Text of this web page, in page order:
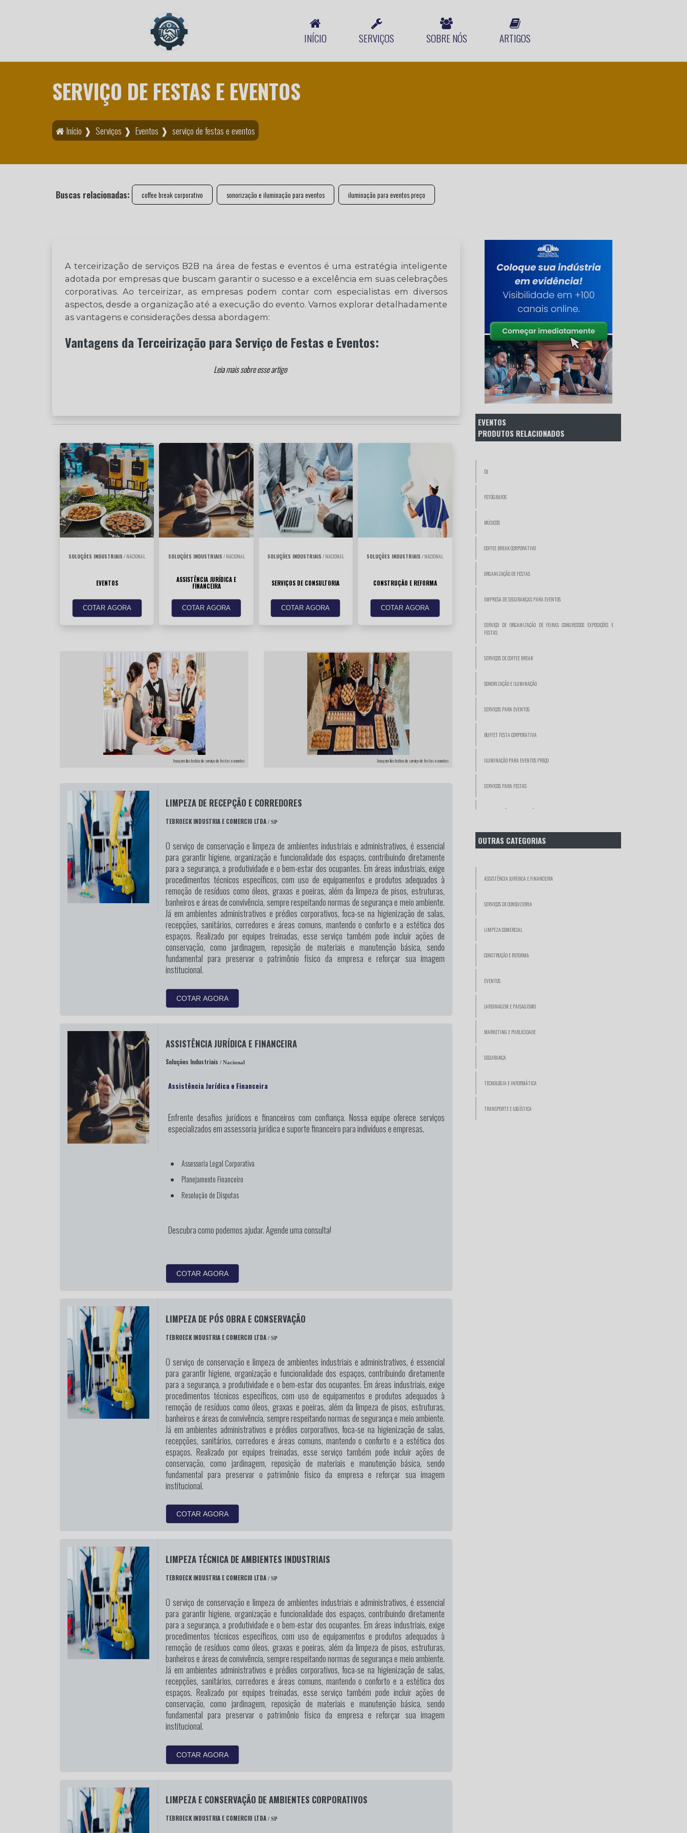
INÍCIO SERVIÇOS SOBRE NÓS ARTIGOS
SERVIÇO DE FESTAS E EVENTOS
Início ❱ Serviços ❱ Eventos ❱ serviço de festas e eventos
Buscas relacionadas: coffee break corporativo sonorização e iluminação para eventos iluminação para eventos preço
A terceirização de serviços B2B na área de festas e eventos é uma estratégia inteligente
adotada por empresas que buscam garantir o sucesso e a excelência em suas celebrações
corporativas. Ao terceirizar, as empresas podem contar com especialistas em diversos
aspectos, desde a organização até a execução do evento. Vamos explorar detalhadamente
as vantagens e considerações dessa abordagem:
Vantagens da Terceirização para Serviço de Festas e Eventos:
SOLUÇÕES INDUSTRIAIS / NACIONAL
EVENTOS
COTAR AGORA
SOLUÇÕES INDUSTRIAIS / NACIONAL
ASSISTÊNCIA JURÍDICA E
FINANCEIRA
COTAR AGORA
SOLUÇÕES INDUSTRIAIS / NACIONAL
SERVIÇOS DE CONSULTORIA
COTAR AGORA
SOLUÇÕES INDUSTRIAIS / NACIONAL
CONSTRUÇÃO E REFORMA
COTAR AGORA
Imagem ilustrativa de serviço de festas e eventos Imagem ilustrativa de serviço de festas e eventos
LIMPEZA DE RECEPÇÃO E CORREDORES
TEBROECK INDUSTRIA E COMERCIO LTDA / SP
O serviço de conservação e limpeza de ambientes industriais e administrativos, é essencial
para garantir higiene, organização e funcionalidade dos espaços, contribuindo diretamente
para a segurança, a produtividade e o bem-estar dos ocupantes. Em áreas industriais, exige
procedimentos técnicos específicos, com uso de equipamentos e produtos adequados à
remoção de resíduos como óleos, graxas e poeiras, além da limpeza de pisos, estruturas,
banheiros e áreas de convivência, sempre respeitando normas de segurança e meio ambiente.
Já em ambientes administrativos e prédios corporativos, foca-se na higienização de salas,
recepções, sanitários, corredores e áreas comuns, mantendo o conforto e a estética dos
espaços. Realizado por equipes treinadas, esse serviço também pode incluir ações de
conservação, como jardinagem, reposição de materiais e manutenção básica, sendo
fundamental para preservar o patrimônio físico da empresa e reforçar sua imagem
institucional.
COTAR AGORA
ASSISTÊNCIA JURÍDICA E FINANCEIRA
Soluções Industriais / Nacional
Assistência Jurídica e Financeira
Enfrente desafios jurídicos e financeiros com confiança. Nossa equipe oferece serviços
especializados em assessoria jurídica e suporte financeiro para indivíduos e empresas.
Assessoria Legal Corporativa
Planejamento Financeiro
Resolução de Disputas
Descubra como podemos ajudar. Agende uma consulta!
COTAR AGORA
LIMPEZA DE PÓS OBRA E CONSERVAÇÃO
TEBROECK INDUSTRIA E COMERCIO LTDA / SP
O serviço de conservação e limpeza de ambientes industriais e administrativos, é essencial
para garantir higiene, organização e funcionalidade dos espaços, contribuindo diretamente
para a segurança, a produtividade e o bem-estar dos ocupantes. Em áreas industriais, exige
procedimentos técnicos específicos, com uso de equipamentos e produtos adequados à
remoção de resíduos como óleos, graxas e poeiras, além da limpeza de pisos, estruturas,
banheiros e áreas de convivência, sempre respeitando normas de segurança e meio ambiente.
Já em ambientes administrativos e prédios corporativos, foca-se na higienização de salas,
recepções, sanitários, corredores e áreas comuns, mantendo o conforto e a estética dos
espaços. Realizado por equipes treinadas, esse serviço também pode incluir ações de
conservação, como jardinagem, reposição de materiais e manutenção básica, sendo
fundamental para preservar o patrimônio físico da empresa e reforçar sua imagem
institucional.
COTAR AGORA
LIMPEZA TÉCNICA DE AMBIENTES INDUSTRIAIS
TEBROECK INDUSTRIA E COMERCIO LTDA / SP
O serviço de conservação e limpeza de ambientes industriais e administrativos, é essencial
para garantir higiene, organização e funcionalidade dos espaços, contribuindo diretamente
para a segurança, a produtividade e o bem-estar dos ocupantes. Em áreas industriais, exige
procedimentos técnicos específicos, com uso de equipamentos e produtos adequados à
remoção de resíduos como óleos, graxas e poeiras, além da limpeza de pisos, estruturas,
banheiros e áreas de convivência, sempre respeitando normas de segurança e meio ambiente.
Já em ambientes administrativos e prédios corporativos, foca-se na higienização de salas,
recepções, sanitários, corredores e áreas comuns, mantendo o conforto e a estética dos
espaços. Realizado por equipes treinadas, esse serviço também pode incluir ações de
conservação, como jardinagem, reposição de materiais e manutenção básica, sendo
fundamental para preservar o patrimônio físico da empresa e reforçar sua imagem
institucional.
COTAR AGORA
LIMPEZA E CONSERVAÇÃO DE AMBIENTES CORPORATIVOS
TEBROECK INDUSTRIA E COMERCIO LTDA / SP
EVENTOS
PRODUTOS RELACIONADOS
DJ
FOTÓGRAFOS
MÚSICOS
COFFEE BREAK CORPORATIVO
ORGANIZAÇÃO DE FESTAS
EMPRESA DE SEGURANÇAS PARA EVENTOS
SERVIÇO DE ORGANIZAÇÃO DE FEIRAS CONGRESSOS EXPOSIÇÕES E
FESTAS
SERVIÇOS DE COFFEE BREAK
SONORIZAÇÃO E ILUMINAÇÃO
SERVIÇOS PARA EVENTOS
BUFFET FESTA CORPORATIVA
ILUMINAÇÃO PARA EVENTOS PREÇO
SERVICOS PARA FESTAS
SONORIZAÇÃO E ILUMINAÇÃO PARA EVENTOS
SERVIÇO DE BUFFET PARA EVENTOS CORPORATIVOS
OUTRAS CATEGORIAS
ASSISTÊNCIA JURÍDICA E FINANCEIRA
SERVIÇOS DE CONSULTORIA
LIMPEZA COMERCIAL
CONSTRUÇÃO E REFORMA
EVENTOS
JARDINAGEM E PAISAGISMO
MARKETING E PUBLICIDADE
SEGURANÇA
TECNOLOGIA E INFORMÁTICA
TRANSPORTE E LOGÍSTICA